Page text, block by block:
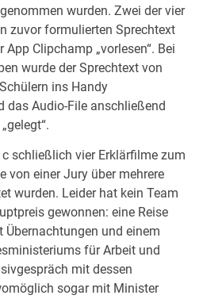
wurden. Zwei der vier
zuvor formulierten Sprechtext
Clipchamp „vorlesen“. Bei
wurde der Sprechtext von
ins Handy
das Audio-File anschließend
schließlich vier Erklärfilme zum
von einer Jury über mehrere
wurden. Leider hat kein Team
gewonnen: eine Reise
Übernachtungen und einem
für Arbeit und
mit dessen
sogar mit Minister